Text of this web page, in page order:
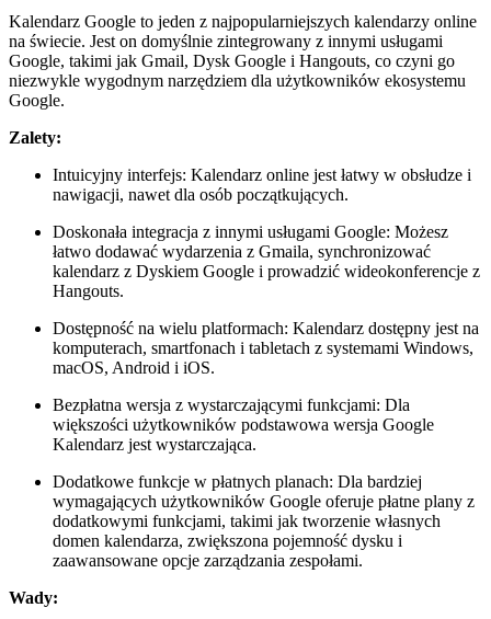
Kalendarz Google to jeden z najpopularniejszych kalendarzy online
na świecie. Jest on domyślnie zintegrowany z innymi usługami
Google, takimi jak Gmail, Dysk Google i Hangouts, co czyni go
niezwykle wygodnym narzędziem dla użytkowników ekosystemu
Google.
Zalety:
Intuicyjny interfejs: Kalendarz online jest łatwy w obsłudze i
nawigacji, nawet dla osób początkujących.
Doskonała integracja z innymi usługami Google: Możesz
łatwo dodawać wydarzenia z Gmaila, synchronizować
kalendarz z Dyskiem Google i prowadzić wideokonferencje z
Hangouts.
Dostępność na wielu platformach: Kalendarz dostępny jest na
komputerach, smartfonach i tabletach z systemami Windows,
macOS, Android i iOS.
Bezpłatna wersja z wystarczającymi funkcjami: Dla
większości użytkowników podstawowa wersja Google
Kalendarz jest wystarczająca.
Dodatkowe funkcje w płatnych planach: Dla bardziej
wymagających użytkowników Google oferuje płatne plany z
dodatkowymi funkcjami, takimi jak tworzenie własnych
domen kalendarza, zwiększona pojemność dysku i
zaawansowane opcje zarządzania zespołami.
Wady: